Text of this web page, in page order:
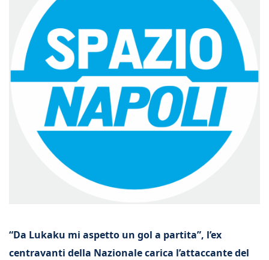
“Da Lukaku mi aspetto un gol a partita”, l’ex
centravanti della Nazionale carica l’attaccante del